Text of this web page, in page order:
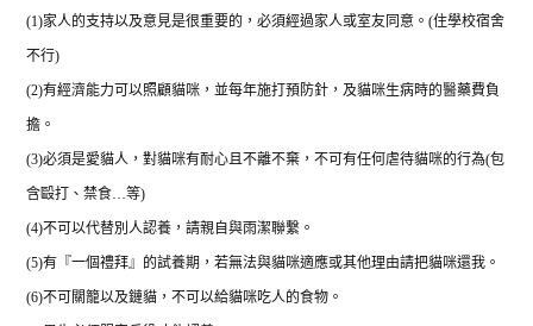
(1)家人的支持以及意見是很重要的，必須經過家人或室友同意。 (住學校宿舍
不行)
(2)有經濟能力可以照顧貓咪，並每年施打預防針，及貓咪生病時的醫藥費負
擔。
(3)必須是愛貓人，對貓咪有耐心且不離不棄，不可有任何虐待貓咪的行為(包
含毆打、禁食…等)
(4)不可以代替別人認養，請親自與雨潔聯繫。
(5)有『一個禮拜』的試養期，若無法與貓咪適應或其他理由請把貓咪還我。
(6)不可關籠以及鏈貓，不可以給貓咪吃人的食物。